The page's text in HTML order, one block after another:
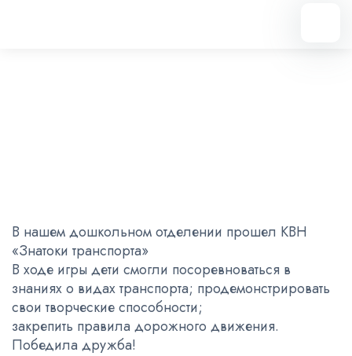
В нашем дошкольном отделении прошел КВН
«Знатоки транспорта»
В ходе игры дети смогли посоревноваться в
знаниях о видах транспорта; продемонстрировать
свои творческие способности;
закрепить правила дорожного движения.
Победила дружба!